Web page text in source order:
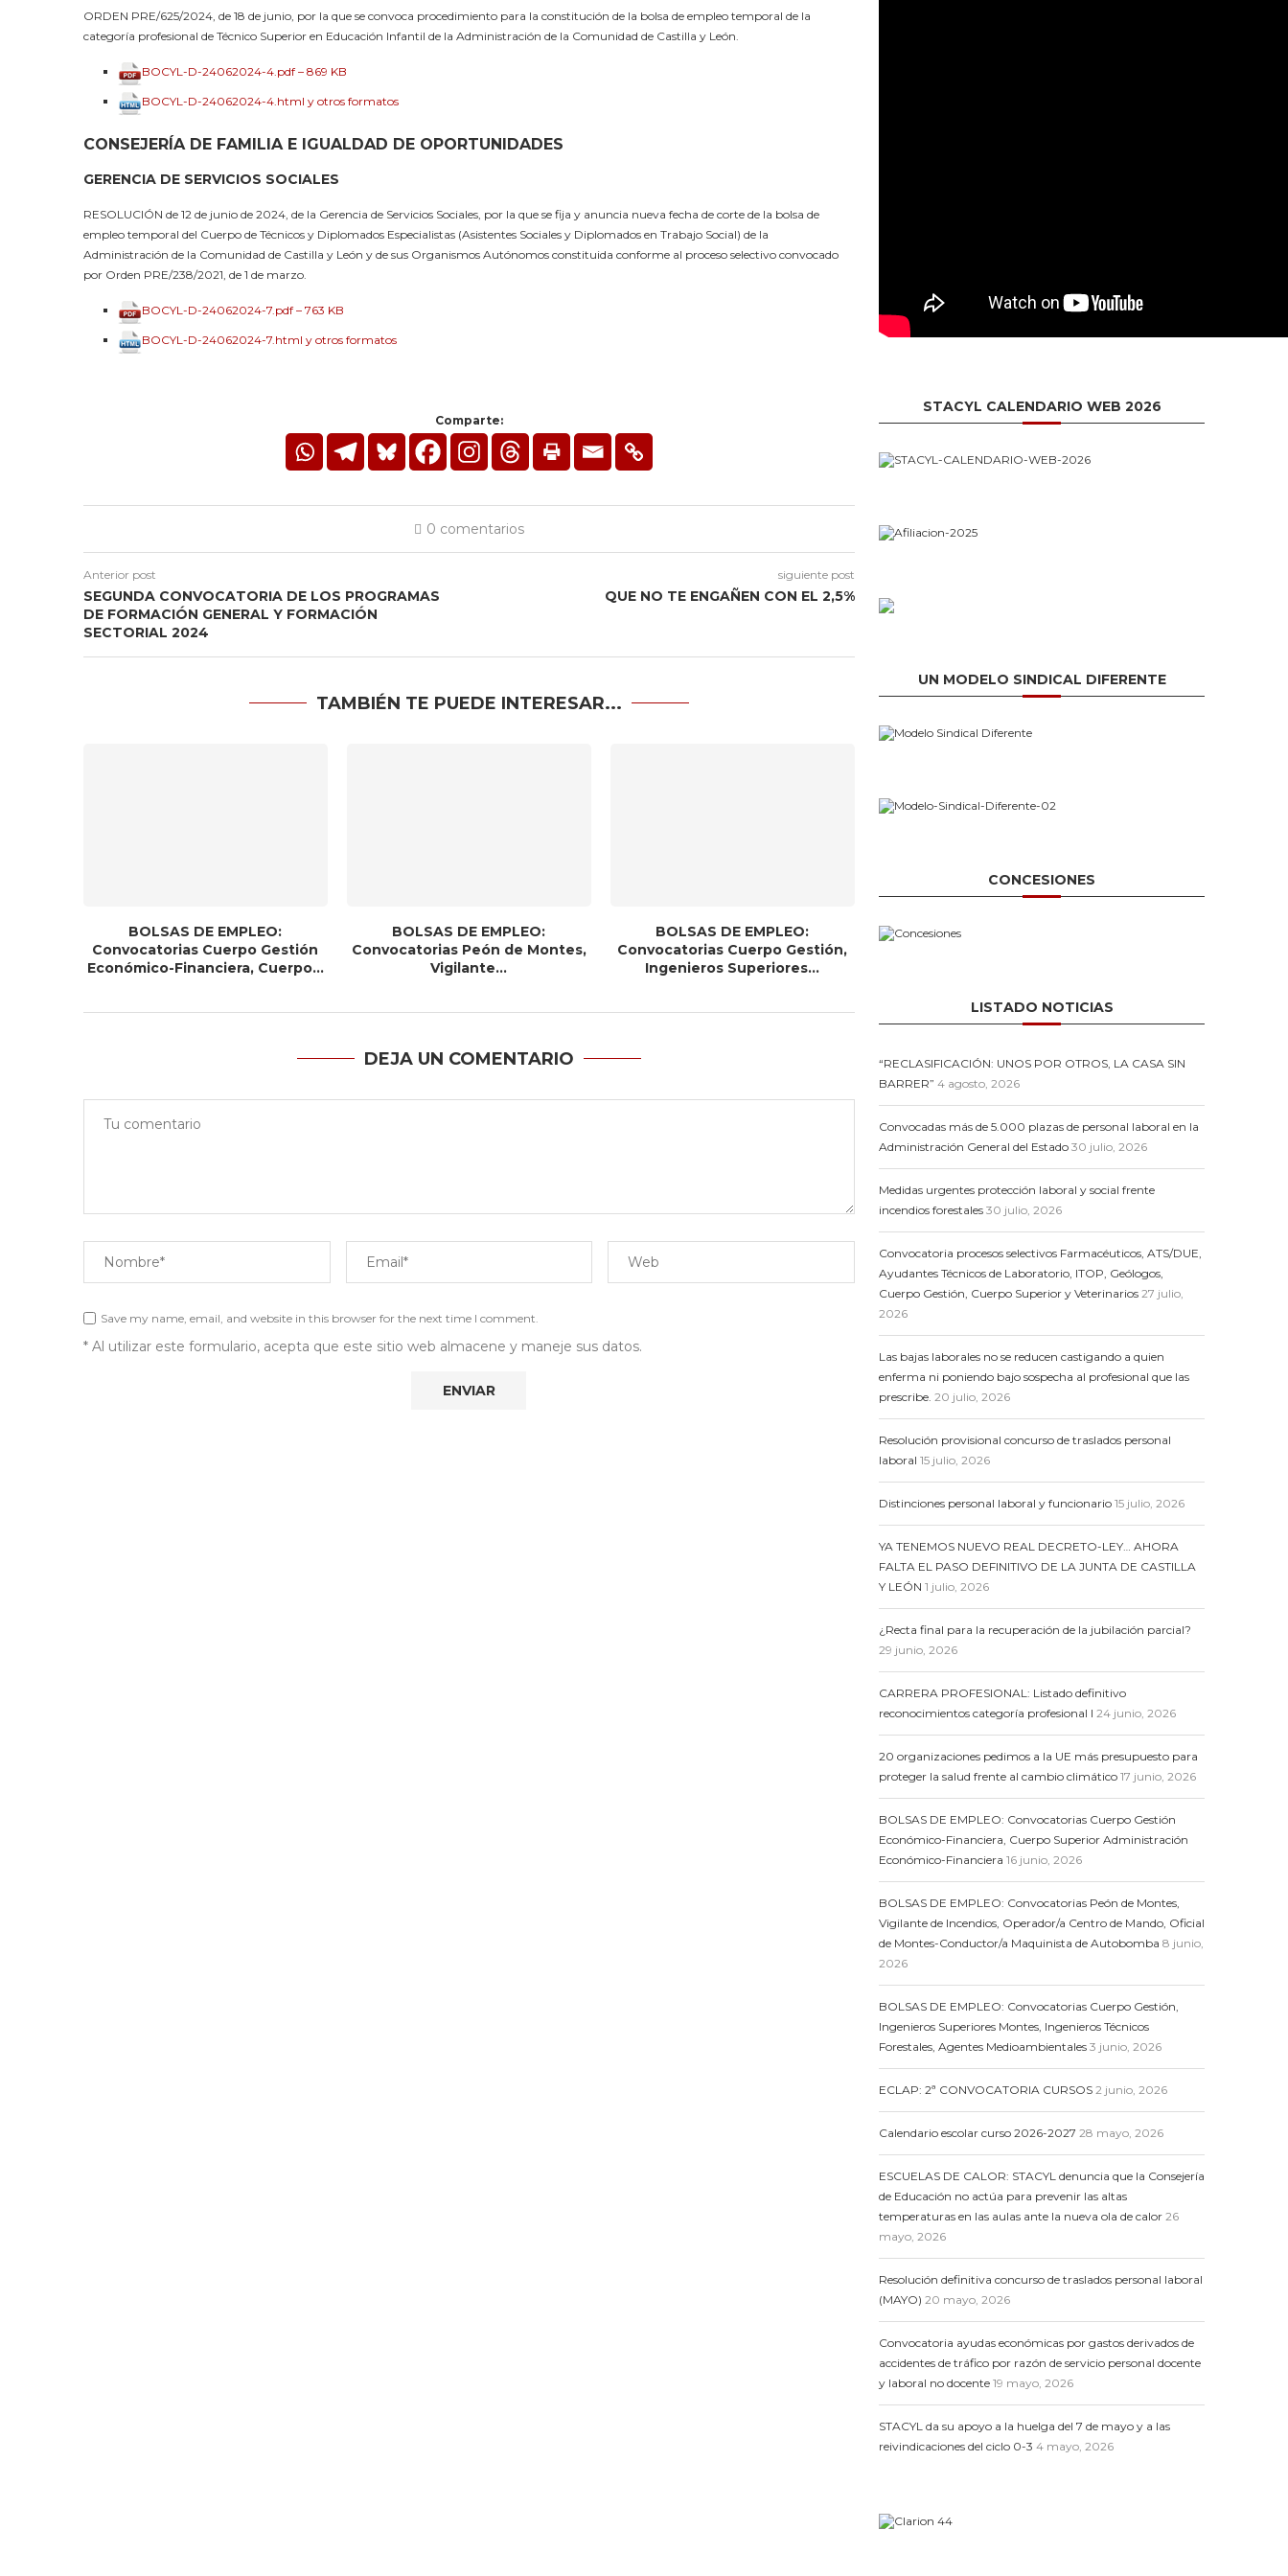
ORDEN PRE/625/2024, de 18 de junio, por la que se convoca procedimiento para la constitución de la bolsa de empleo temporal de la
categoría profesional de Técnico Superior en Educación Infantil de la Administración de la Comunidad de Castilla y León.
BOCYL-D-24062024-4.pdf – 869 KB
BOCYL-D-24062024-4.html y otros formatos
CONSEJERÍA DE FAMILIA E IGUALDAD DE OPORTUNIDADES
GERENCIA DE SERVICIOS SOCIALES
RESOLUCIÓN de 12 de junio de 2024, de la Gerencia de Servicios Sociales, por la que se fija y anuncia nueva fecha de corte de la bolsa de
empleo temporal del Cuerpo de Técnicos y Diplomados Especialistas (Asistentes Sociales y Diplomados en Trabajo Social) de la
Administración de la Comunidad de Castilla y León y de sus Organismos Autónomos constituida conforme al proceso selectivo convocado
por Orden PRE/238/2021, de 1 de marzo.
BOCYL-D-24062024-7.pdf – 763 KB
BOCYL-D-24062024-7.html y otros formatos
Comparte:
0 comentarios
Anterior post
SEGUNDA CONVOCATORIA DE LOS PROGRAMAS
DE FORMACIÓN GENERAL Y FORMACIÓN
SECTORIAL 2024
siguiente post
QUE NO TE ENGAÑEN CON EL 2,5%
TAMBIÉN TE PUEDE INTERESAR...
BOLSAS DE EMPLEO:
Convocatorias Cuerpo Gestión
Económico-Financiera, Cuerpo...
BOLSAS DE EMPLEO:
Convocatorias Peón de Montes,
Vigilante...
BOLSAS DE EMPLEO:
Convocatorias Cuerpo Gestión,
Ingenieros Superiores...
DEJA UN COMENTARIO
Save my name, email, and website in this browser for the next time I comment.
* Al utilizar este formulario, acepta que este sitio web almacene y maneje sus datos.
STACYL CALENDARIO WEB 2026
UN MODELO SINDICAL DIFERENTE
CONCESIONES
LISTADO NOTICIAS
“RECLASIFICACIÓN: UNOS POR OTROS, LA CASA SIN
BARRER” 4 agosto, 2026
Convocadas más de 5.000 plazas de personal laboral en la
Administración General del Estado 30 julio, 2026
Medidas urgentes protección laboral y social frente
incendios forestales 30 julio, 2026
Convocatoria procesos selectivos Farmacéuticos, ATS/DUE,
Ayudantes Técnicos de Laboratorio, ITOP, Geólogos,
Cuerpo Gestión, Cuerpo Superior y Veterinarios 27 julio,
2026
Las bajas laborales no se reducen castigando a quien
enferma ni poniendo bajo sospecha al profesional que las
prescribe. 20 julio, 2026
Resolución provisional concurso de traslados personal
laboral 15 julio, 2026
Distinciones personal laboral y funcionario 15 julio, 2026
YA TENEMOS NUEVO REAL DECRETO-LEY… AHORA
FALTA EL PASO DEFINITIVO DE LA JUNTA DE CASTILLA
Y LEÓN 1 julio, 2026
¿Recta final para la recuperación de la jubilación parcial?
29 junio, 2026
CARRERA PROFESIONAL: Listado definitivo
reconocimientos categoría profesional I 24 junio, 2026
20 organizaciones pedimos a la UE más presupuesto para
proteger la salud frente al cambio climático 17 junio, 2026
BOLSAS DE EMPLEO: Convocatorias Cuerpo Gestión
Económico-Financiera, Cuerpo Superior Administración
Económico-Financiera 16 junio, 2026
BOLSAS DE EMPLEO: Convocatorias Peón de Montes,
Vigilante de Incendios, Operador/a Centro de Mando, Oficial
de Montes-Conductor/a Maquinista de Autobomba 8 junio,
2026
BOLSAS DE EMPLEO: Convocatorias Cuerpo Gestión,
Ingenieros Superiores Montes, Ingenieros Técnicos
Forestales, Agentes Medioambientales 3 junio, 2026
ECLAP: 2ª CONVOCATORIA CURSOS 2 junio, 2026
Calendario escolar curso 2026-2027 28 mayo, 2026
ESCUELAS DE CALOR: STACYL denuncia que la Consejería
de Educación no actúa para prevenir las altas
temperaturas en las aulas ante la nueva ola de calor 26
mayo, 2026
Resolución definitiva concurso de traslados personal laboral
(MAYO) 20 mayo, 2026
Convocatoria ayudas económicas por gastos derivados de
accidentes de tráfico por razón de servicio personal docente
y laboral no docente 19 mayo, 2026
STACYL da su apoyo a la huelga del 7 de mayo y a las
reivindicaciones del ciclo 0-3 4 mayo, 2026